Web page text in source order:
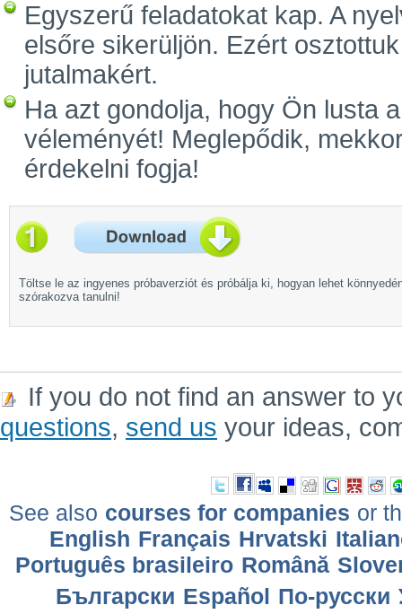
Egyszerű feladatokat kap. A
elsőre sikerüljön. Ezért
jutalmakért.
Ha azt gondolja, hogy Ön lusta
véleményét! Meglepődik,
érdekelni fogja!
Töltse le az ingyenes próbaverziót és próbálja ki, hogyan lehet
szórakozva tanulni!
If you do not find an answer to
questions, send us your ideas,
See also courses for companies or
English Français Hrvatski
Português brasileiro Română
Български Еspañol По-русски